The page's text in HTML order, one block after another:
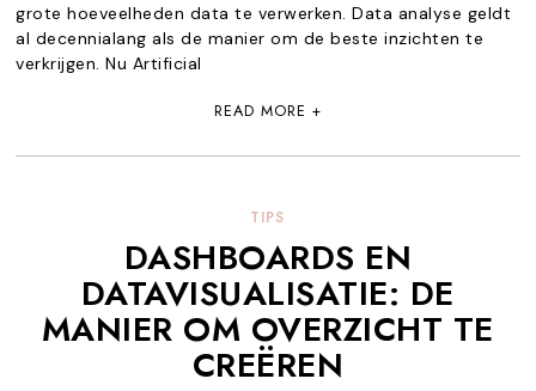
grote hoeveelheden data te verwerken. Data analyse geldt
al decennialang als de manier om de beste inzichten te
verkrijgen. Nu Artificial
READ MORE +
TIPS
DASHBOARDS EN
DATAVISUALISATIE: DE
MANIER OM OVERZICHT TE
CREËREN